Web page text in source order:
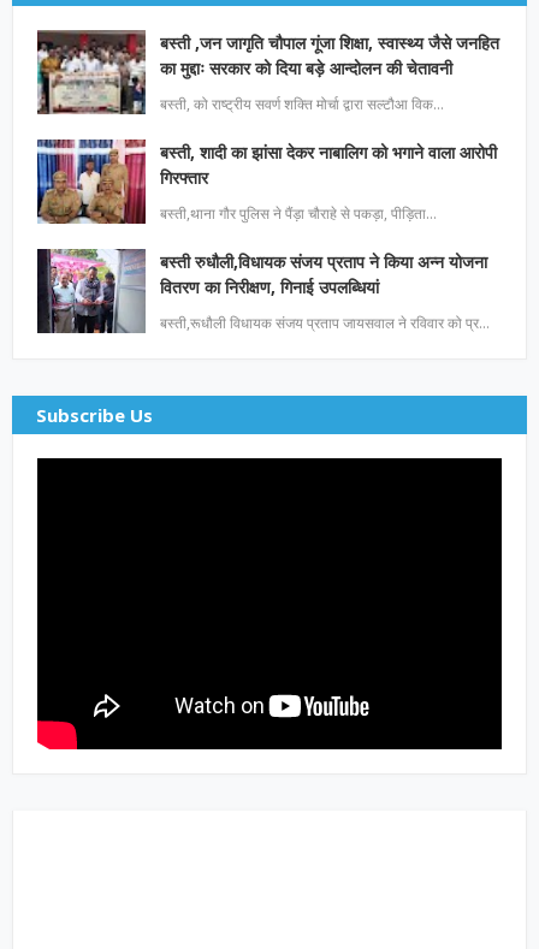
बस्ती ,जन जागृति चौपाल गूंजा शिक्षा, स्वास्थ्य जैसे जनहित
का मुद्दाः सरकार को दिया बड़े आन्दोलन की चेतावनी
बस्ती, को राष्ट्रीय सवर्ण शक्ति मोर्चा द्वारा सल्टौआ विक…
बस्ती, शादी का झांसा देकर नाबालिग को भगाने वाला आरोपी
गिरफ्तार
बस्ती,थाना गौर पुलिस ने पैंड़ा चौराहे से पकड़ा, पीड़िता…
बस्ती रुधौली,विधायक संजय प्रताप ने किया अन्न योजना
वितरण का निरीक्षण, गिनाई उपलब्धियां
बस्ती,रूधौली विधायक संजय प्रताप जायसवाल ने रविवार को प्र…
Subscribe Us